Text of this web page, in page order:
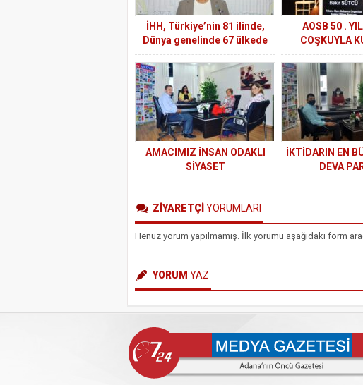
İHH, Türkiye’nin 81 ilinde,
Dünya genelinde 67 ülkede
Ramazan yardım çalışması
gerçekleştirecek
AOSB 50 .
COŞKUYLA
AMACIMIZ İNSAN ODAKLI
SİYASET
İKTİDARIN EN
DEVA
ZİYARETÇİYORUMLARI
Henüz yorum yapılmamış. İlk yorumu aşağıdaki form
YORUM YAZ